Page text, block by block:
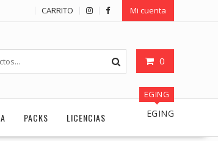
CARRITO Mi cuenta
0
PACKS LICENCIAS
EGING
EGING